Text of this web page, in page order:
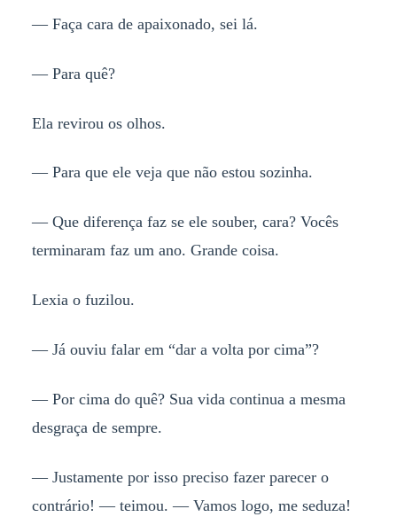
— Faça cara de apaixonado, sei lá.
— Para quê?
Ela revirou os olhos.
— Para que ele veja que não estou sozinha.
— Que diferença faz se ele souber, cara? Vocês
terminaram faz um ano. Grande coisa.
Lexia o fuzilou.
— Já ouviu falar em “dar a volta por cima”?
— Por cima do quê? Sua vida continua a mesma
desgraça de sempre.
— Justamente por isso preciso fazer parecer o
contrário! — teimou. — Vamos logo, me seduza!